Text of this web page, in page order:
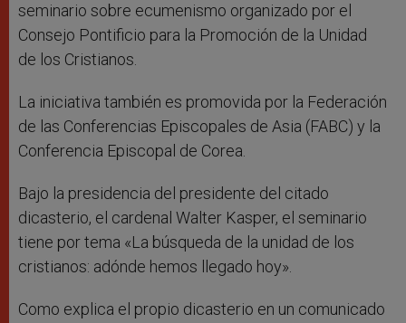
seminario sobre ecumenismo organizado por el
Consejo Pontificio para la Promoción de la Unidad
de los Cristianos.
La iniciativa también es promovida por la Federación
de las Conferencias Episcopales de Asia (FABC) y la
Conferencia Episcopal de Corea.
Bajo la presidencia del presidente del citado
dicasterio, el cardenal Walter Kasper, el seminario
tiene por tema «La búsqueda de la unidad de los
cristianos: adónde hemos llegado hoy».
Como explica el propio dicasterio en un comunicado